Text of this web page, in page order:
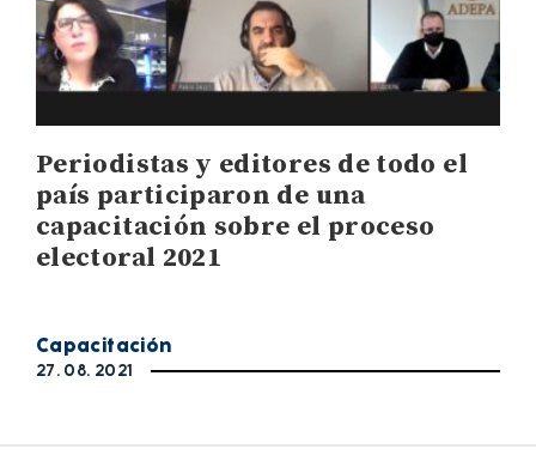
Periodistas y editores de todo el
país participaron de una
capacitación sobre el proceso
electoral 2021
Capacitación
27. 08. 2021